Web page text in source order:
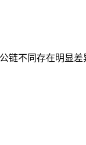
不同存在明显